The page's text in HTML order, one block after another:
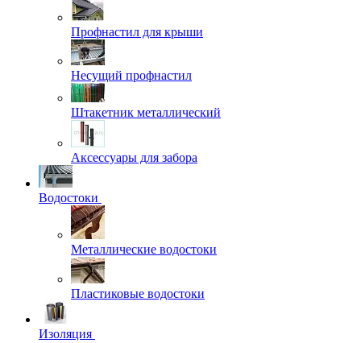
Профнастил для крыши
Несущий профнастил
Штакетник металлический
Аксессуары для забора
Водостоки
Металлические водостоки
Пластиковые водостоки
Изоляция